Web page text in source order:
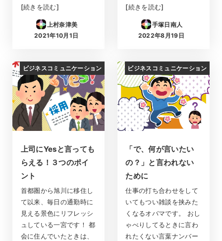
[続きを読む]
上村奈津美
投稿日
2021年10月1日
[続きを読む]
手塚日南人
投稿日
2022年8月19日
ビジネスコミュニケーション
上司にYesと言っても
らえる！３つのポイ
ント
首都圏から旭川に移住し
て以来、毎日の通勤時に
見える景色にリフレッシ
ュしている一宮です！ 都
会に住んでいたときは、
ビジネスコミュニケーション
「で、何が言いたい
の？」と言われない
ために
仕事の打ち合わせをして
いてもつい雑談を挟みた
くなるオバマです。 おし
ゃべりしてるときに言わ
れたくない言葉ナンバー